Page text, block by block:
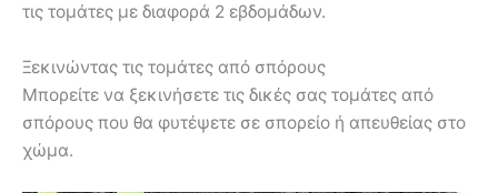
τις τομάτες με διαφορά 2 εβδομάδων.
Ξεκινώντας τις τομάτες από σπόρους
Μπορείτε να ξεκινήσετε τις δικές σας τομάτες από
σπόρους που θα φυτέψετε σε σπορείο ή απευθείας στο
χώμα.